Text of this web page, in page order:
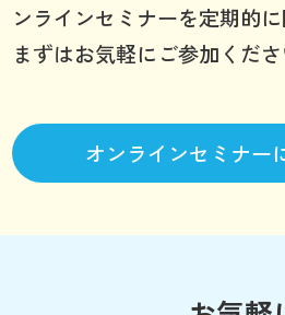
ンラインセミナーを定期的に
まずはお気軽にご参加くださ
オンラインセミナー